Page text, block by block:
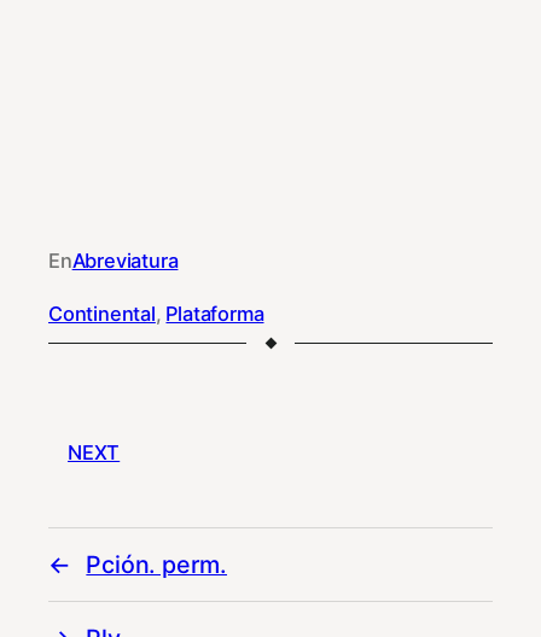
EnAbreviatura
Continental, Plataforma
NEXT
Pción. perm.